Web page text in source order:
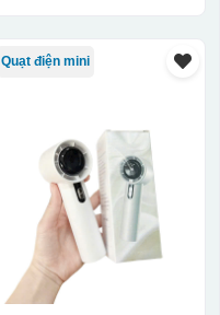
Quạt điện mini